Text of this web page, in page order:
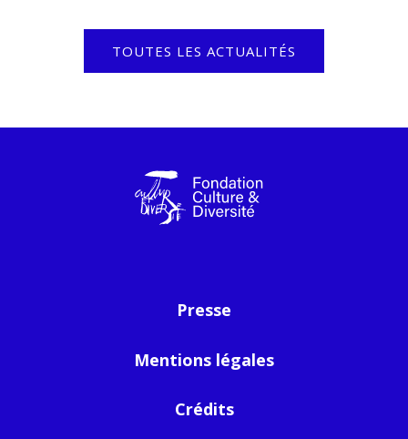
TOUTES LES ACTUALITÉS
Presse
Mentions légales
Crédits